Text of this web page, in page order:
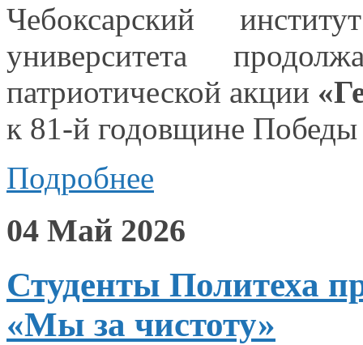
Чебоксарский
университета
патриотической акции
к 81-й годовщине
Подробнее
04 Май 2026
Студенты Политеха
«Мы за чистоту»